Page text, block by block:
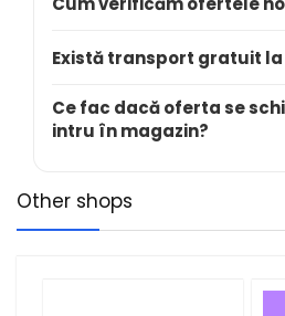
Există transport gratuit
Ce fac dacă oferta se
intru în magazin?
Other shops